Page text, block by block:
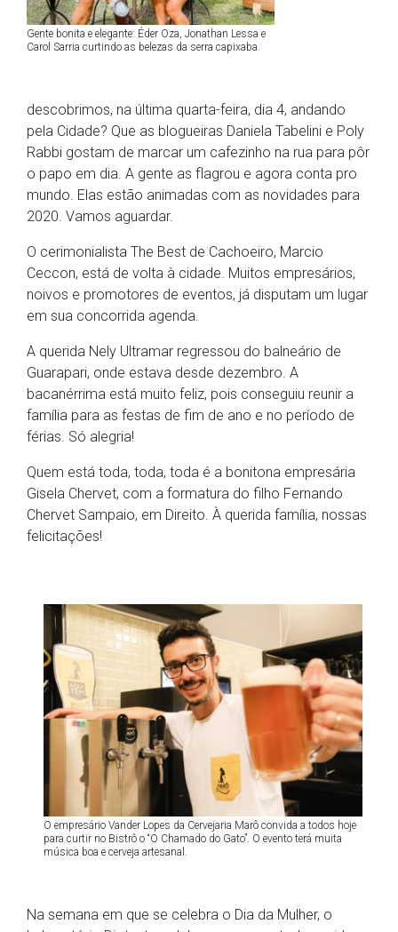
Gente bonita e elegante: Éder Oza, Jonathan Lessa e
Carol Sarria curtindo as belezas da serra capixaba.
descobrimos, na última quarta-feira, dia 4, andando
pela Cidade? Que as blogueiras Daniela Tabelini e Poly
Rabbi gostam de marcar um cafezinho na rua para pôr
o papo em dia. A gente as flagrou e agora conta pro
mundo. Elas estão animadas com as novidades para
2020. Vamos aguardar.
O cerimonialista The Best de Cachoeiro, Marcio
Ceccon, está de volta à cidade. Muitos empresários,
noivos e promotores de eventos, já disputam um lugar
em sua concorrida agenda.
A querida Nely Ultramar regressou do balneário de
Guarapari, onde estava desde dezembro. A
bacanérrima está muito feliz, pois conseguiu reunir a
família para as festas de fim de ano e no período de
férias. Só alegria!
Quem está toda, toda, toda é a bonitona empresária
Gisela Chervet, com a formatura do filho Fernando
Chervet Sampaio, em Direito. À querida família, nossas
felicitações!
O empresário Vander Lopes da Cervejaria Marô convida a todos hoje
para curtir no Bistrô o “O Chamado do Gato”. O evento terá muita
música boa e cerveja artesanal.
Na semana em que se celebra o Dia da Mulher, o